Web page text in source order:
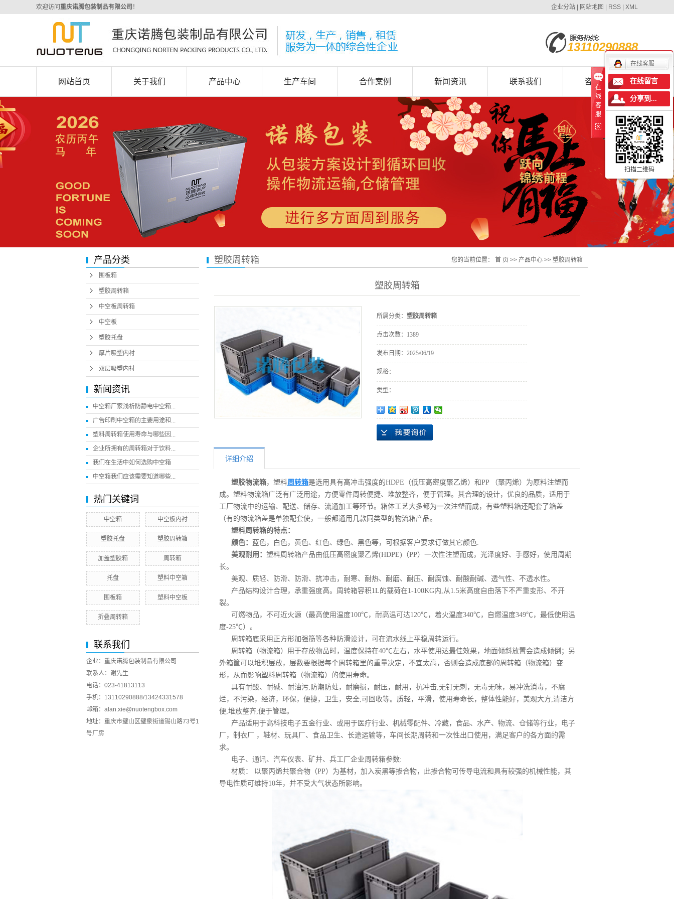
欢迎访问 重庆诺腾包装制品有限公司 ！ 企业分站 网站地图 RSS XML
13110290888
网站首页 关于我们 产品中心 生产车间 合作案例 新闻资讯 联系我们 咨询我们
产品分类
围板箱
塑胶周转箱
中空板周转箱
中空板
塑胶托盘
厚片吸塑内衬
双层吸塑内衬
新闻资讯
中空箱厂家浅析防静电中空箱...
广告印刷中空箱的主要用途和...
塑料周转箱使用寿命与哪些因...
企业所拥有的周转箱对于饮料...
我们在生活中如何选购中空箱
中空箱我们应该需要知道哪些...
热门关键词
中空箱 中空板内衬
塑胶托盘 塑胶周转箱
加盖塑胶箱 周转箱
托盘 塑料中空箱
围板箱 塑料中空板
折叠周转箱
联系我们
企业：重庆诺腾包装制品有限公司
联系人：谢先生
电话：023-41813113
手机：13110290888/13424331578
邮箱：alan.xie@nuotengbox.com
地址：重庆市璧山区璧泉街道锡山路73号1
号厂房
塑胶周转箱 您的当前位置： 首 页 >> 产品中心 >> 塑胶周转箱
塑胶周转箱
所属分类： 塑胶周转箱
点击次数： 1389
发布日期： 2025/06/19
规格：
类型：
详细介绍
塑胶物流箱，塑料周转箱是选用具有高冲击强度的HDPE（低压高密度聚乙烯）和PP （聚丙烯）为原料注塑而
成。塑料物流箱广泛有广泛用途，方便零件周转便捷、堆放整齐，便于管理。其合理的设计，优良的品质，适用于
工厂物流中的运输、配送、储存、流通加工等环节。箱体工艺大多都为一次注塑而成，有些塑料箱还配套了箱盖
（有的物流箱盖是单独配套使，一般都通用几款同类型的物流箱产品。
塑料周转箱的特点：
颜色： 蓝色，白色，黄色、红色、绿色、黑色等，可根据客户要求订做其它颜色.
美观耐用： 塑料周转箱产品由低压高密度聚乙烯(HDPE)（PP）一次性注塑而成，光泽度好、手感好，使用周期
长。
美观、质轻、防滑、防滑、抗冲击，耐寒、耐热、耐磨、耐压、耐腐蚀、耐酸耐碱、透气性、不透水性。
产品结构设计合理，承重强度高。周转箱容积1L的载荷在1-100KG内,从1.5米高度自由落下不严重变形、不开
裂。
可燃物品，不可近火源（最高使用温度100℃，耐高温可达120℃，着火温度340℃，自燃温度349℃，最低使用温
度-25℃）。
周转箱底采用正方形加强筋等各种防滑设计，可在流水线上平稳周转运行。
周转箱（物流箱）用于存放物品时，温度保持在40℃左右，水平使用达最佳效果，地面倾斜放置会造成倾倒；另
外箱筐可以堆积层放，层数要根据每个周转箱里的重量决定，不宜太高，否则会造成底部的周转箱（物流箱）变
形，从而影响塑料周转箱（物流箱）的使用寿命。
具有耐酸、耐碱、耐油污,防潮防蛀，耐磨损，耐压，耐用，抗冲击,无钉无刺，无毒无味，易冲洗消毒，不腐
烂，不污染，经济，环保，便捷，卫生，安全,可回收等。质轻，平滑，使用寿命长，整体性能好，美观大方,清洁方
便,堆放整齐,便于管理。
产品适用于高科技电子五金行业、或用于医疗行业、机械零配件、冷藏，食品、水产、物流、仓储等行业，电子
厂，制衣厂 ，鞋材、玩具厂、食品卫生、长途运输等，车间长期周转和一次性出口使用，满足客户的各方面的需
求。
电子、通讯、汽车仪表、矿井、兵工厂企业周转箱参数:
材质： 以聚丙烯共聚合物（PP）为基材，加入炭黑等掺合物，此掺合物可传导电流和具有较强的机械性能，其
导电性质可维持10年，并不受大气状态所影响。
在
线
客
服
在线客服
在线留言
分享到...
扫描二维码